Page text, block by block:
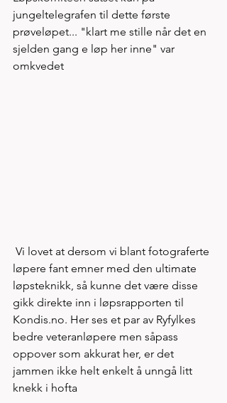
jungeltelegrafen til dette første
prøveløpet... "klart me stille når det en
sjelden gang e løp her inne" var
omkvedet
løpere fant emner med den ultimate
løpsteknikk, så kunne det være disse
gikk direkte inn i løpsrapporten til
Kondis.no. Her ses et par av Ryfylkes
bedre veteranløpere men såpass
oppover som akkurat her, er det
jammen ikke helt enkelt å unngå litt
knekk i hofta